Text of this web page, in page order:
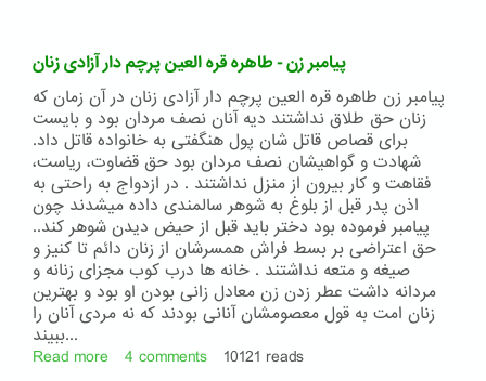
کامل
پیامبر زن - طاهره قره العین پرچم دار آزادی زنان
پیامبر زن طاهره قره العین پرچم دار آزادی زنان در آن زمان که
زنان حق طلاق نداشتند دیه آنان نصف مردان بود و بایست
برای قصاص قاتل شان پول هنگفتی به خانواده قاتل داد.
شهادت و گواهیشان نصف مردان بود حق قضاوت، ریاست،
فقاهت و کار بیرون از منزل نداشتند . در ازدواج به راحتی به
اذن پدر قبل از بلوغ به شوهر سالمندی داده میشدند چون
پیامبر فرموده بود دختر باید قبل از حیض دیدن شوهر کند..
حق اعتراضی بر بسط فراش همسرشان از زنان دائم تا کنیز و
صیغه و متعه نداشتند . خانه ها درب کوب مجزای زنانه و
مردانه داشت عطر زدن زن معادل زانی بودن او بود و بهترین
زنان امت به قول معصومشان آنانی بودند که نه مردی آنان را
ببیند...
Read more about
4 comments 10121 reads